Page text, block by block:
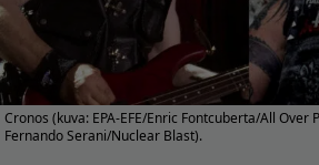
Cronos (kuva: EPA-EFE/Enric Fontcuberta/All Over
Fernando Serani/Nuclear Blast).